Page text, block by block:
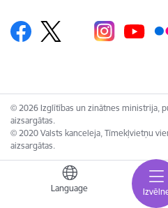
Language
© 2026 Izglītības un zinātnes ministrija,
aizsargātas.
© 2020 Valsts kanceleja, Tīmekļvietņu
aizsargātas.